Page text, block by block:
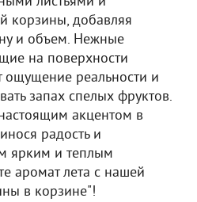
корзины, добавляя
и объем. Нежные
на поверхности
ощущение реальности и
запах спелых фруктов.
акцентом в
радость и
ярким и теплым
аромат лета с нашей
в корзине"!